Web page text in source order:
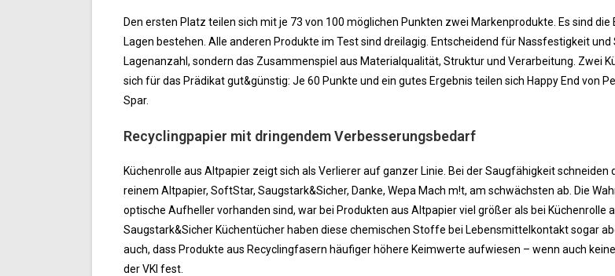
Den ersten Platz teilen sich mit je 73 von 100 möglichen Punkten zwei Markenprodukte. Es sind die
Lagen bestehen. Alle anderen Produkte im Test sind dreilagig. Entscheidend für Nassfestigkeit
Lagenanzahl, sondern das Zusammenspiel aus Materialqualität, Struktur und Verarbeitung. Zwei
sich für das Prädikat gut&günstig: Je 60 Punkte und ein gutes Ergebnis teilen sich Happy End von
Spar.
Recyclingpapier mit dringendem Verbesserungsbedarf
Küchenrolle aus Altpapier zeigt sich als Verlierer auf ganzer Linie. Bei der Saugfähigkeit schneiden
reinem Altpapier, SoftStar, Saugstark&Sicher, Danke, Wepa Mach m!t, am schwächsten ab. Die
optische Aufheller vorhanden sind, war bei Produkten aus Altpapier viel größer als bei Küchenrolle
Saugstark&Sicher Küchentücher haben diese chemischen Stoffe bei Lebensmittelkontakt sogar
auch, dass Produkte aus Recyclingfasern häufiger höhere Keimwerte aufwiesen – wenn auch
der VKI fest.